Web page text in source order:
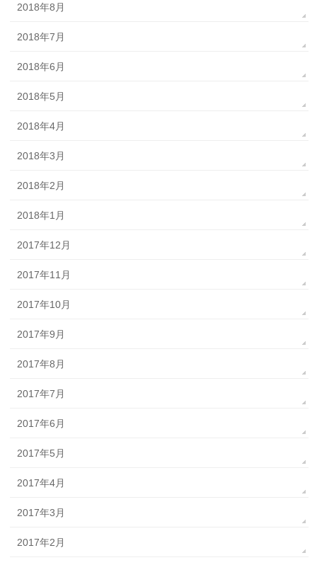
2018年8月
2018年7月
2018年6月
2018年5月
2018年4月
2018年3月
2018年2月
2018年1月
2017年12月
2017年11月
2017年10月
2017年9月
2017年8月
2017年7月
2017年6月
2017年5月
2017年4月
2017年3月
2017年2月